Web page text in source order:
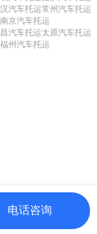
汽车托运常州汽车托运
南京汽车托运
汽车托运太原汽车托运
福州汽车托运
电话咨询
公司 CorePress